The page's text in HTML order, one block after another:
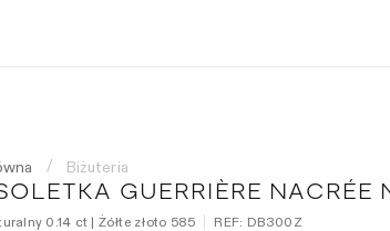
/ Biżuteria
GUERRIÈRE NACRÉE
0.14 ct | Żółte złoto 585 REF: DB300Z